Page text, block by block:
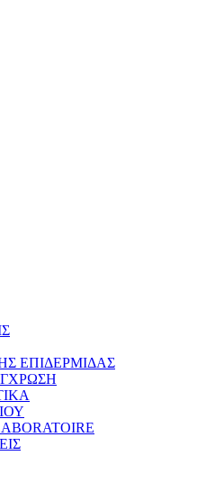
ΕΠΙΔΕΡΜΙΔΑΣ